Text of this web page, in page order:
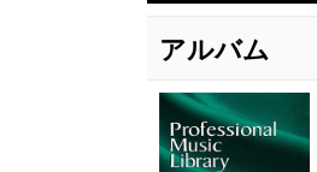
アルバム